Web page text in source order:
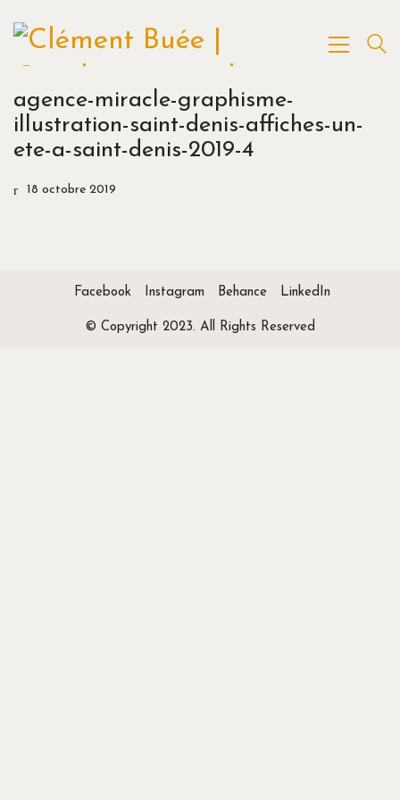
agence-miracle-graphisme-
illustration-saint-denis-affiches-un-
ete-a-saint-denis-2019-4
18 octobre 2019
Facebook Instagram Behance LinkedIn
© Copyright 2023. All Rights Reserved